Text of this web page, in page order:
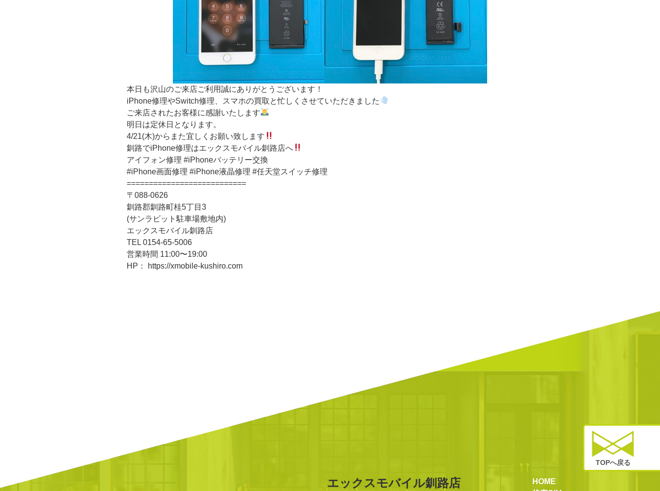
本日も沢山のご来店ご利用誠にありがとうございます！
iPhone修理やSwitch修理、スマホの買取と忙しくさせていただきました
ご来店されたお客様に感謝いたします
明日は定休日となります。
4/21(木)からまた宜しくお願い致します
釧路でiPhone修理はエックスモバイル釧路店へ
アイフォン修理 #iPhoneバッテリー交換
#iPhone画面修理 #iPhone液晶修理 #任天堂スイッチ修理
===========================
〒088-0626
釧路郡釧路町桂5丁目3
(サンラビット駐車場敷地内)
エックスモバイル釧路店
TEL 0154-65-5006
営業時間 11:00〜19:00
HP： https://xmobile-kushiro.com
エックスモバイル釧路店
HOME
TOPへ戻る